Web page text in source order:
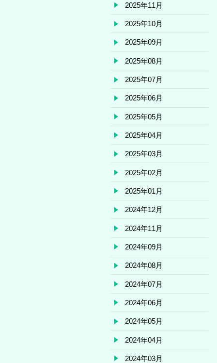
2025年11月
2025年10月
2025年09月
2025年08月
2025年07月
2025年06月
2025年05月
2025年04月
2025年03月
2025年02月
2025年01月
2024年12月
2024年11月
2024年09月
2024年08月
2024年07月
2024年06月
2024年05月
2024年04月
2024年03月